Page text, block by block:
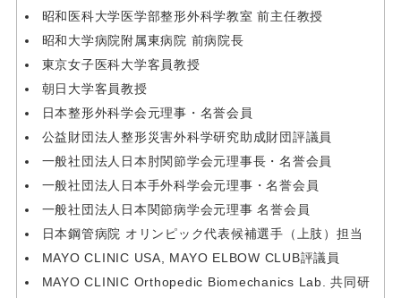
昭和医科大学医学部整形外科学教室 前主任教授
昭和大学病院附属東病院 前病院長
東京女子医科大学客員教授
朝日大学客員教授
日本整形外科学会元理事・名誉会員
公益財団法人整形災害外科学研究助成財団評議員
一般社団法人日本肘関節学会元理事長・名誉会員
一般社団法人日本手外科学会元理事・名誉会員
一般社団法人日本関節病学会元理事 名誉会員
日本鋼管病院 オリンピック代表候補選手（上肢）担当
MAYO CLINIC USA, MAYO ELBOW CLUB評議員
MAYO CLINIC Orthopedic Biomechanics Lab. 共同研